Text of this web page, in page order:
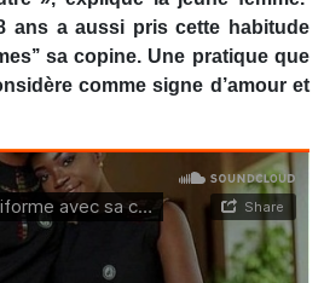
ans a aussi pris cette habitude
sa copine. Une pratique que
comme signe d’amour et